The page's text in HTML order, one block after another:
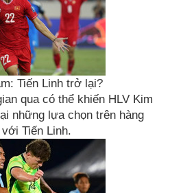
Tiến Linh trở lại?
qua có thể khiến HLV Kim
những lựa chọn trên hàng
Tiến Linh.